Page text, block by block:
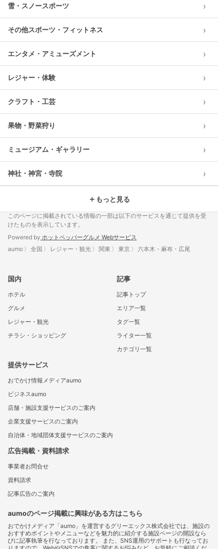
雪・スノースポーツ ›
その他スポーツ・フィットネス ›
エンタメ・アミューズメント ›
レジャー・体験 ›
クラフト・工芸 ›
果物・野菜狩り ›
ミュージアム・ギャラリー ›
神社・神宮・寺院 ›
＋ もっと見る
このページに掲載されている情報の一部は以下のサービスを通じて提供を受
けたものを表示しています。
Powered by ホットペッパーグルメ Webサービス
aumo
全国 レジャー・観光 関東 東京 六本木・麻布・広尾
国内
ホテル
グルメ
レジャー・観光
チラシ・ショッピング
記事
記事トップ
エリア一覧
タグ一覧
ライター一覧
カテゴリ一覧
提供サービス
おでかけ情報メディアaumo
ビジネスaumo
店舗・施設支援サービスのご案内
企業支援サービスのご案内
自治体・地域団体支援サービスのご案内
広告掲載・資料請求
事業者お問合せ
資料請求
記事広告のご案内
aumoのページ掲載に興味がある方はこちら
おでかけメディア「aumo」を運営するグリーエックス株式会社では、施設の
おすすめポイントやメニューなどを魅力的に紹介する施設ページの開設なら
びに記事執筆を行なっております。 また、SNS運用のサポートも行なってお